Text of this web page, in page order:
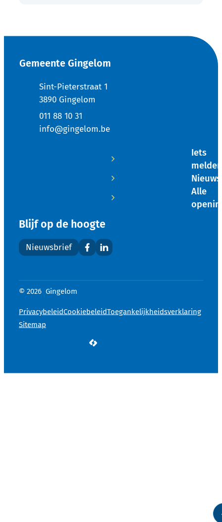
Contact & openingsuren
Gemeente Gingelom
AdresSint-Pieterstraat 1
,3890 Gingelom
011 88 10 31
E-mailinfo@gingelom.be
Iets
melden
Nieuws
Alle
Blijf op de hoogte
Nieuwsbrief
FacebookLinkedIn
© 2026 Gingelom
PrivacybeleidCookiebeleidToegankelijkheidsverklaring
Sitemap